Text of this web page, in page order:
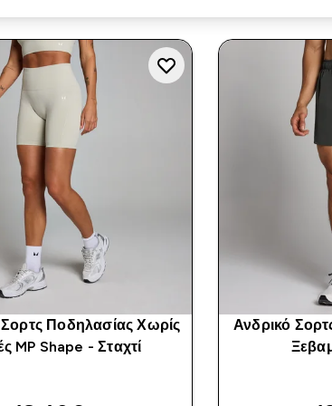
Σορτς Ποδηλασίας Χωρίς
MP Shape - Σταχτί
Ανδρικό